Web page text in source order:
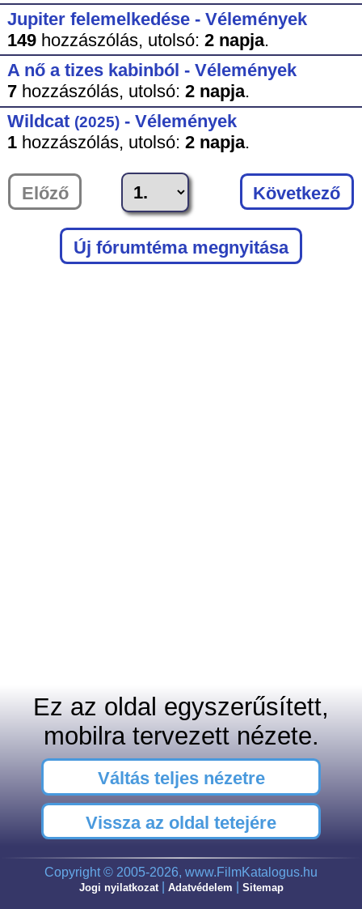
Jupiter felemelkedése - Vélemények
149hozzászólás, utolsó: 2 napja.
A nő a tizes kabinból - Vélemények
7hozzászólás, utolsó: 2 napja.
Wildcat (2025)- Vélemények
1hozzászólás, utolsó: 2 napja.
Előző Következő
Új fórumtéma megnyitása
Ez az oldal egyszerűsített,
mobilra tervezett nézete.
Váltás teljes nézetre
Vissza az oldal tetejére
Copyright © 2005-2026, www.FilmKatalogus.hu
Jogi nyilatkozat| Adatvédelem Sitemap